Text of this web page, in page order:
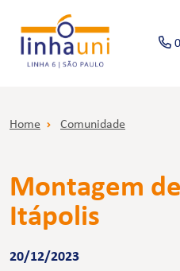
Home Comunidade
Montagem
Itápolis
20/12/2023